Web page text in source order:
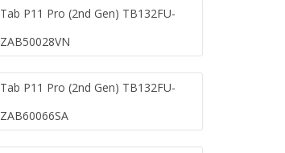
Tab P11 Pro (2nd Gen) TB132FU-
ZAB50028VN
Tab P11 Pro (2nd Gen) TB132FU-
ZAB60066SA